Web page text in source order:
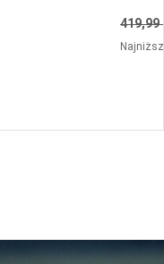
419,99